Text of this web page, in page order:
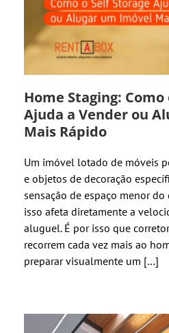
Home Staging: Como
Ajuda a Vender ou
Mais Rápido
Um imóvel lotado de móveis
e objetos de decoração
sensação de espaço menor
isso afeta diretamente a
aluguel. É por isso que
recorrem cada vez mais ao
preparar visualmente um […]